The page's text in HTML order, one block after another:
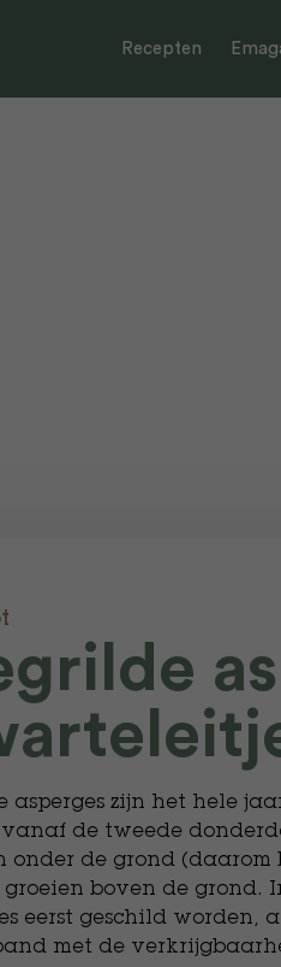
Recepten
asperges zijn het hele
de tweede
onder de grond
groeien boven de grond.
eerst geschild worden,
met de